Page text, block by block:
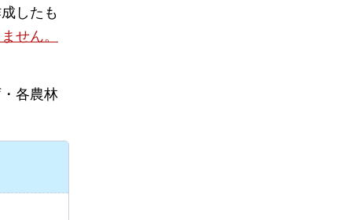
したも
せん。
各農林